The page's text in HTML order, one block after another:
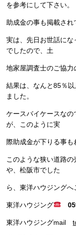
を参考にして下さい。
助成金の事も掲載され
実は、先日お世話にな
でしたので、土
地家屋調査士のご協力
結果は、なんと85％
ました。
ケースバイケースな
が、このように実
際助成金が下りる事も
このような狭い道路
や、松阪市でした
ら、東洋ハウジングへ
東洋ハウジング
東洋ハウジングmail